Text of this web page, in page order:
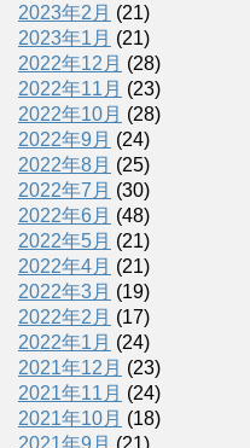
2023年2月 (21)
2023年1月 (21)
2022年12月 (28)
2022年11月 (23)
2022年10月 (28)
2022年9月 (24)
2022年8月 (25)
2022年7月 (30)
2022年6月 (48)
2022年5月 (21)
2022年4月 (21)
2022年3月 (19)
2022年2月 (17)
2022年1月 (24)
2021年12月 (23)
2021年11月 (24)
2021年10月 (18)
2021年9月 (21)